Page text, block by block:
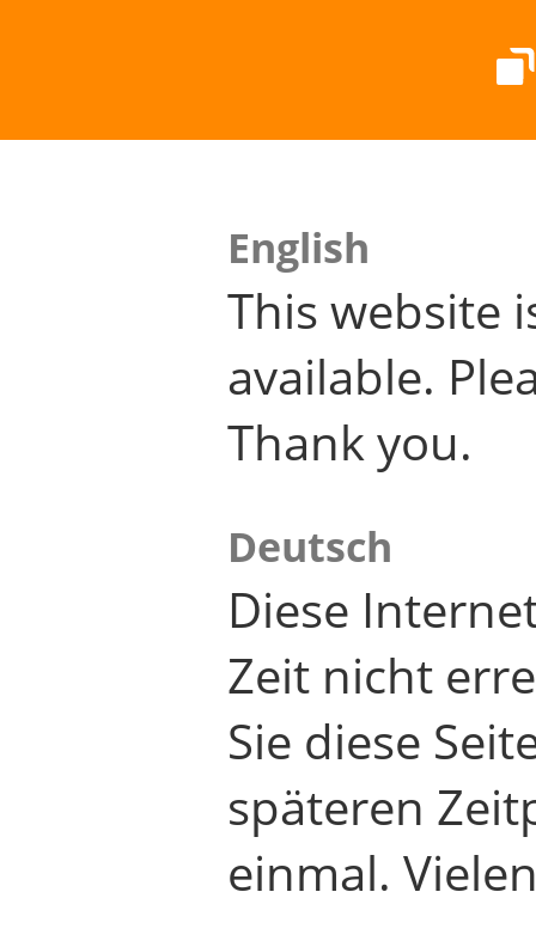
English
This website
available.
Thank you.
Deutsch
Diese
Zeit nicht
Sie diese
späteren
einmal.